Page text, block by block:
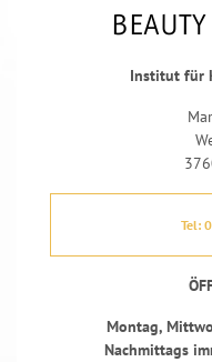
Institut für
Tel:
Montag,
Nachmittags